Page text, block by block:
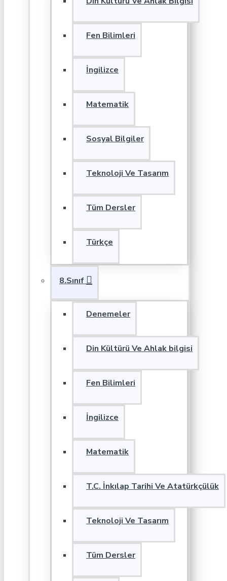
Fen Bilimleri
İngilizce
Matematik
Sosyal Bilgiler
Teknoloji Ve Tasarım
Tüm Dersler
Türkçe
8.Sınıf
Denemeler
Din Kültürü Ve Ahlak bilgisi
Fen Bilimleri
İngilizce
Matematik
T.C. İnkılap Tarihi Ve Atatürkçülük
Teknoloji Ve Tasarım
Tüm Dersler